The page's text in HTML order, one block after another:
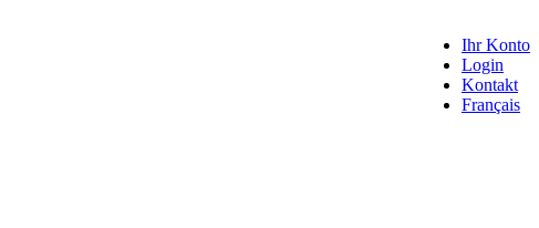
Ihr Konto
Login
Kontakt
Français